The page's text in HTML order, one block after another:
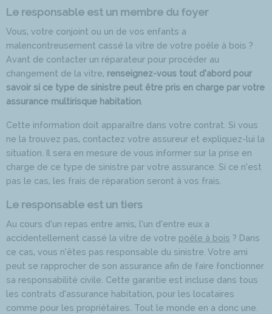
Le responsable est un membre du foyer
Vous, votre conjoint ou un de vos enfants a
malencontreusement cassé la vitre de votre poêle à bois ?
Avant de contacter un réparateur pour procéder au
changement de la vitre, renseignez-vous tout d’abord pour
savoir si ce type de sinistre peut être pris en charge par votre
assurance multirisque habitation
Cette information doit apparaître dans votre contrat. Si vous
ne la trouvez pas, contactez votre assureur et expliquez-lui la
situation. Il sera en mesure de vous informer sur la prise en
charge de ce type de sinistre par votre assurance. Si ce n’est
pas le cas, les frais de réparation seront à vos frais.
Le responsable est un tiers
Au cours d’un repas entre amis, l’un d’entre eux a
accidentellement cassé la vitre de votre poêle à bois ? Dans
ce cas, vous n’êtes pas responsable du sinistre. Votre ami
peut se rapprocher de son assurance afin de faire fonctionner
sa responsabilité civile. Cette garantie est incluse dans tous
les contrats d’assurance habitation, pour les locataires
comme pour les propriétaires. Tout le monde en a donc une.